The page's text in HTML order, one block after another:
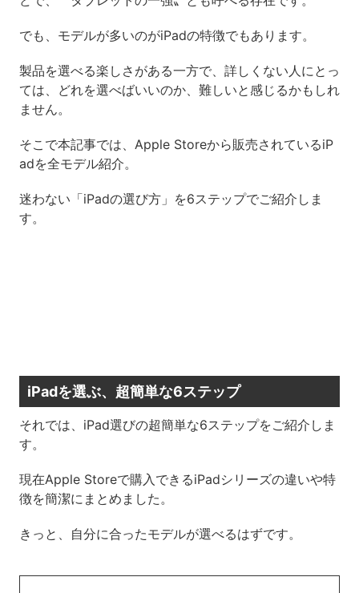
でも、モデルが多いのがiPadの特徴でもあります。
製品を選べる楽しさがある一方で、詳しくない人にとっ
ては、どれを選べばいいのか、難しいと感じるかもしれ
ません。
そこで本記事では、Apple Storeから販売されているiP
adを全モデル紹介。
迷わない「iPadの選び方」を6ステップでご紹介しま
す。
iPadを選ぶ、超簡単な6ステップ
それでは、iPad選びの超簡単な6ステップをご紹介しま
す。
現在Apple Storeで購入できるiPadシリーズの違いや特
徴を簡潔にまとめました。
きっと、自分に合ったモデルが選べるはずです。